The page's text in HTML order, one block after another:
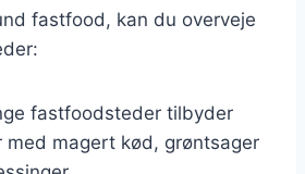
fastfood, kan du overveje
fastfoodsteder tilbyder
med magert kød, grøntsager